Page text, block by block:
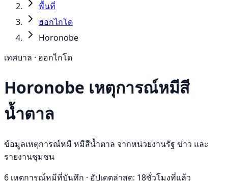
พื้นที่
ฮอกไกโด
Horonobe
เทศบาล · ฮอกไกโด
Horonobe เหตุการณ์หมีสี
น้ำตาล
ข้อมูลเหตุการณ์หมี หมีสีน้ำตาล จากหน่วยงานรัฐ ข่าว และ
รายงานชุมชน
6 เหตุการณ์หมีที่บันทึก · อัปเดตล่าสุด: 18ชั่วโมงที่แล้ว